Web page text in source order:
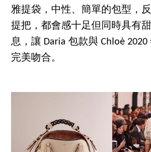
雅提袋，中性、簡單的包型，
提把，都會感十足但同時具有
息，讓 Daria 包款與 Chloè
完美吻合。